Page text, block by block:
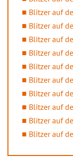
Blitzer auf
Blitzer auf
Blitzer auf
Blitzer auf
Blitzer auf
Blitzer auf
Blitzer auf
Blitzer auf
Blitzer auf
Blitzer auf